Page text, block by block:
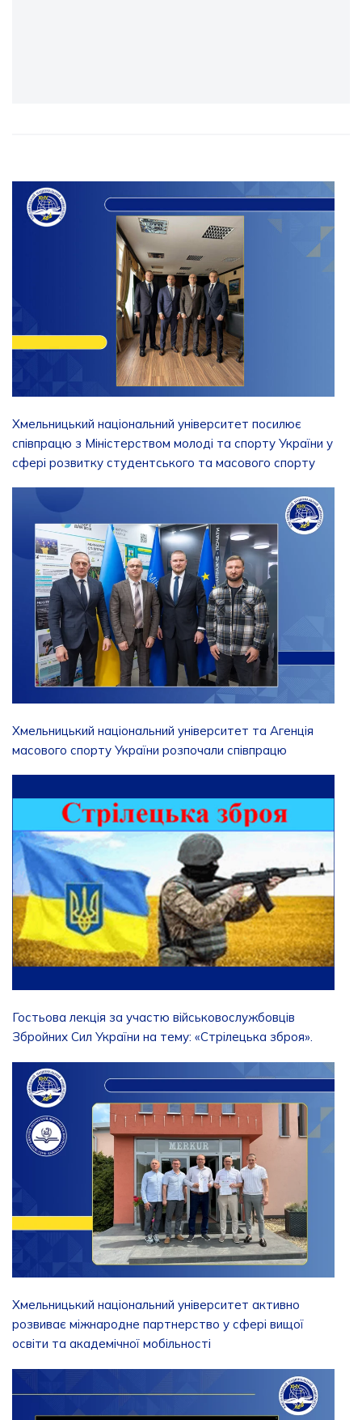
Хмельницький національний університет посилює
співпрацю з Міністерством молоді та спорту України у
сфері розвитку студентського та масового спорту
Хмельницький національний університет та Агенція
масового спорту України розпочали співпрацю
Гостьова лекція за участю військовослужбовців
Збройних Сил України на тему: «Стрілецька зброя».
Хмельницький національний університет активно
розвиває міжнародне партнерство у сфері вищої
освіти та академічної мобільності